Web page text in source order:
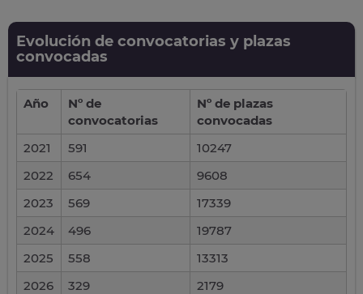
Evolución de convocatorias y plazas
convocadas
Año
Nº de
convocatorias
Nº de plazas
convocadas
2021
591
10247
2022
654
9608
2023
569
17339
2024
496
19787
2025
558
13313
2026
329 2179